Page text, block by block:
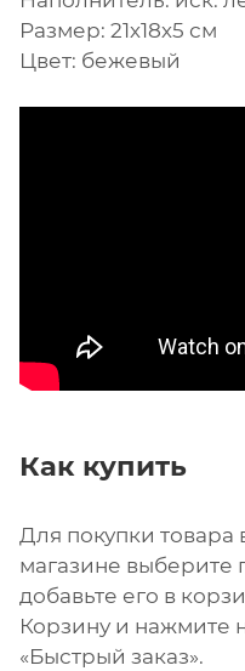
Размер: 21х18х5 см
Цвет: бежевый
Как купить
Для покупки
магазине выберите
добавьте его в
Корзину и нажмите
«Быстрый заказ».